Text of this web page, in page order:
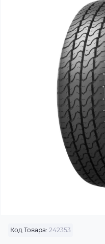
Код Товара: 242353